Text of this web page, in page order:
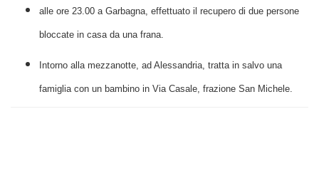
alle ore 23.00 a Garbagna, effettuato il recupero di due persone
bloccate in casa da una frana.
Intorno alla mezzanotte, ad Alessandria, tratta in salvo una
famiglia con un bambino in Via Casale, frazione San Michele.